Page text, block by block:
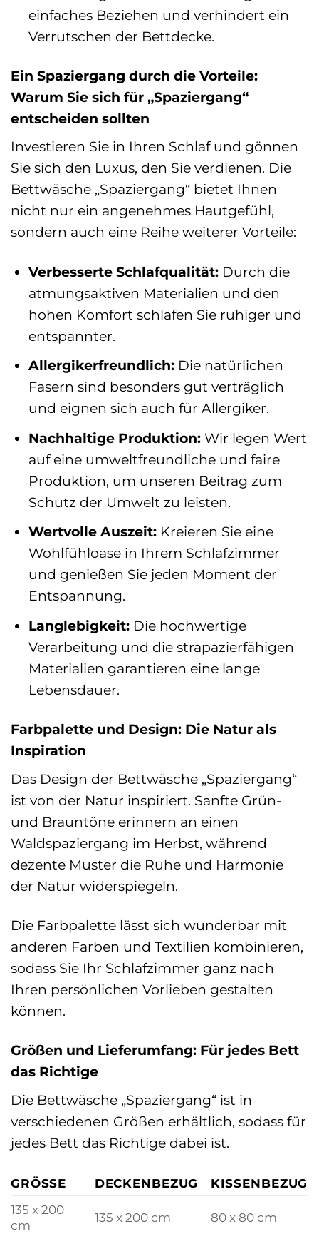
einfaches Beziehen und verhindert ein
Verrutschen der Bettdecke.
Ein Spaziergang durch die Vorteile:
Warum Sie sich für „Spaziergang“
entscheiden sollten
Investieren Sie in Ihren Schlaf und gönnen
Sie sich den Luxus, den Sie verdienen. Die
Bettwäsche „Spaziergang“ bietet Ihnen
nicht nur ein angenehmes Hautgefühl,
sondern auch eine Reihe weiterer Vorteile:
Verbesserte Schlafqualität: Durch die
atmungsaktiven Materialien und den
hohen Komfort schlafen Sie ruhiger und
entspannter.
Allergikerfreundlich: Die natürlichen
Fasern sind besonders gut verträglich
und eignen sich auch für Allergiker.
Nachhaltige Produktion: Wir legen Wert
auf eine umweltfreundliche und faire
Produktion, um unseren Beitrag zum
Schutz der Umwelt zu leisten.
Wertvolle Auszeit: Kreieren Sie eine
Wohlfühloase in Ihrem Schlafzimmer
und genießen Sie jeden Moment der
Entspannung.
Langlebigkeit: Die hochwertige
Verarbeitung und die strapazierfähigen
Materialien garantieren eine lange
Lebensdauer.
Farbpalette und Design: Die Natur als
Inspiration
Das Design der Bettwäsche „Spaziergang“
ist von der Natur inspiriert. Sanfte Grün-
und Brauntöne erinnern an einen
Waldspaziergang im Herbst, während
dezente Muster die Ruhe und Harmonie
der Natur widerspiegeln.
Die Farbpalette lässt sich wunderbar mit
anderen Farben und Textilien kombinieren,
sodass Sie Ihr Schlafzimmer ganz nach
Ihren persönlichen Vorlieben gestalten
können.
Größen und Lieferumfang: Für jedes Bett
das Richtige
Die Bettwäsche „Spaziergang“ ist in
verschiedenen Größen erhältlich, sodass für
jedes Bett das Richtige dabei ist.
GRÖSSE DECKENBEZUG
KISSENBEZUG
135 x 200
cm
135 x 200 cm 80 x 80 cm